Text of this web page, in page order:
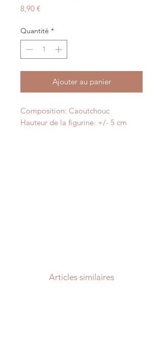
8,90 €Prix
Quantité *
Ajouter au panier
Composition: Caoutchouc
Hauteur de la figurine: +/- 5 cm
Articles similaires